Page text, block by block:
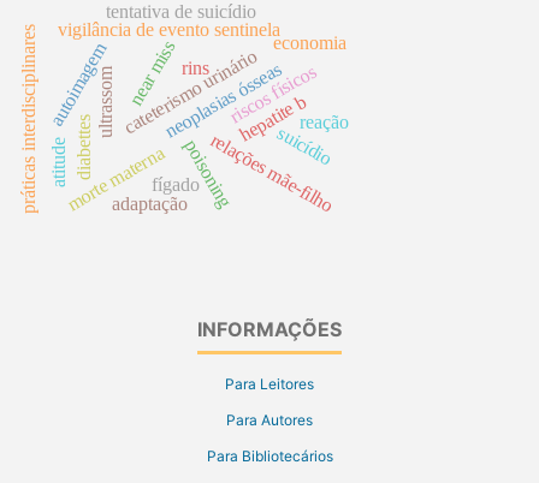
hepatite b
neoplasias ósseas
poisoning
ultrassom cateterismo urinário
near miss
vigilância de evento sentinela
relações mãe-filho
riscos físicos
autoimagem
morte materna
práticas interdisciplinares economia
suicídio
tentativa de suicídio
reação
diabettes
fígado
rins
adaptação
atitude
INFORMAÇÕES
Para Leitores
Para Autores
Para Bibliotecários